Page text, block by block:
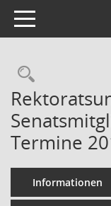
Toggle navigation
Termine
Informationen